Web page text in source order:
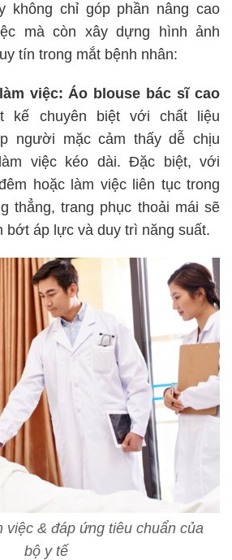
không chỉ góp phần nâng cao
mà còn xây dựng hình ảnh
tín trong mắt bệnh nhân:
việc:Áo blouse bác sĩ cao
kế chuyên biệt với chất liệu
người mặc cảm thấy dễ chịu
việc kéo dài. Đặc biệt, với
hoặc làm việc liên tục trong
thẳng, trang phục thoải mái sẽ
bớt áp lực và duy trì năng suất.
việc & đáp ứng tiêu chuẩn của
bộ y tế